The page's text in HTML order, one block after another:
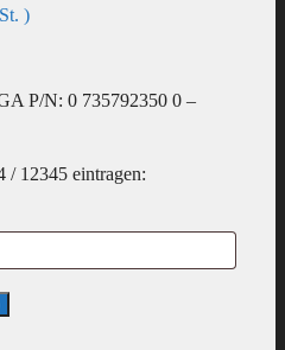
)
P/N: 0 735792350 0 –
/ 12345 eintragen: